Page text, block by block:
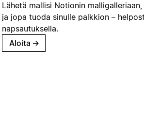
Lähetä mallisi Notionin
ja jopa tuoda sinulle palkkion –
napsautuksella.
Aloita →